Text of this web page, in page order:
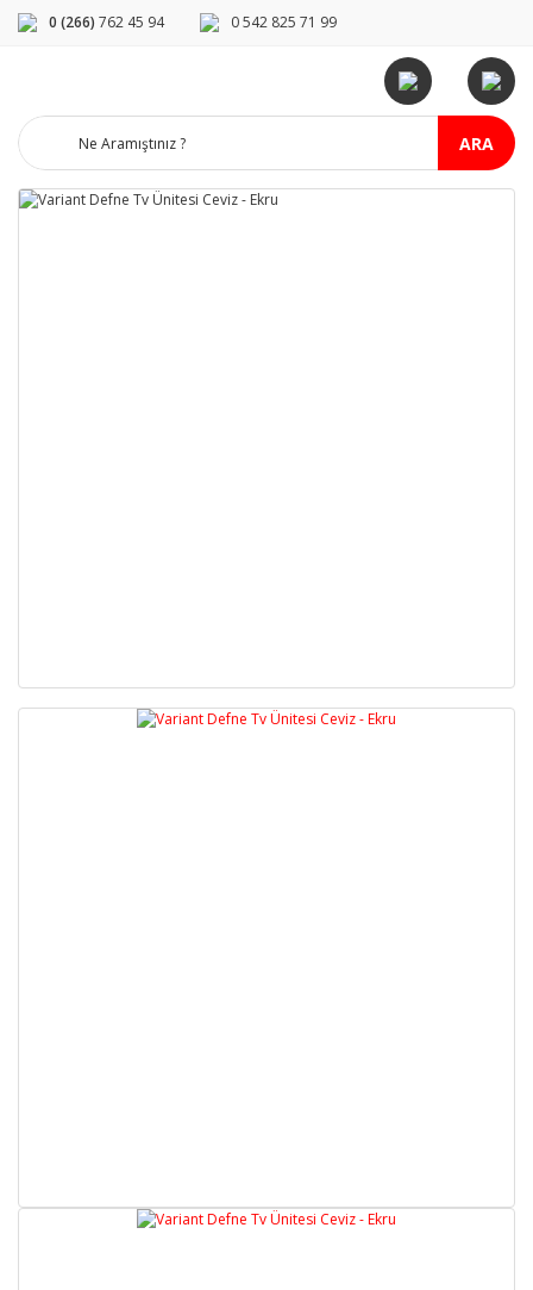
0 (266) 762 45 94 0 542 825 71 99
ARA